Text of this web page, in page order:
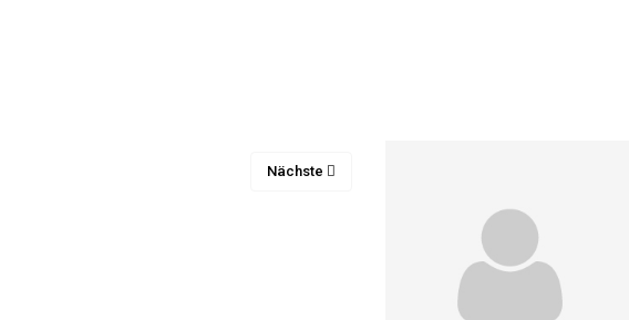
Nächste